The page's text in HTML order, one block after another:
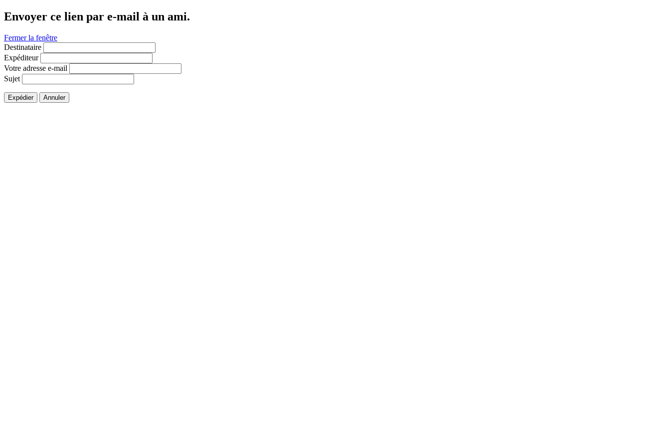
Envoyer ce lien par e-mail à un ami.
Fermer la fenêtre
Destinataire
Expéditeur
Votre adresse e-mail
Sujet
Expédier Annuler